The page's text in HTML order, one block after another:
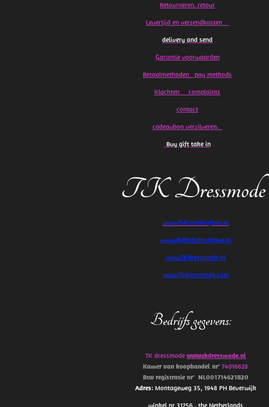
Retourneren. retour
Levertijd en verzendkosten
delivery and send
Garantie voorwaarden
Betaalmethoden pay methods
Klachten complaints
contact
cadeaubon verzilveren.
Buy gift take in
TK Dressmode
www.TakchitaKaftan.nl
www.djellababoutique.nl
www.TKdressmode.nl
www.Tkdressmode.com
Bedrijfs gegevens:
TK dressmode www.tkdressmode.nl
Kamer van koophandelnr’ 74016628
Btw registratie nr’ NL001714621B20
Adres: Montageweg 35, 1948 PH Beverwijk
winkel nr 31256 , the Netherlands